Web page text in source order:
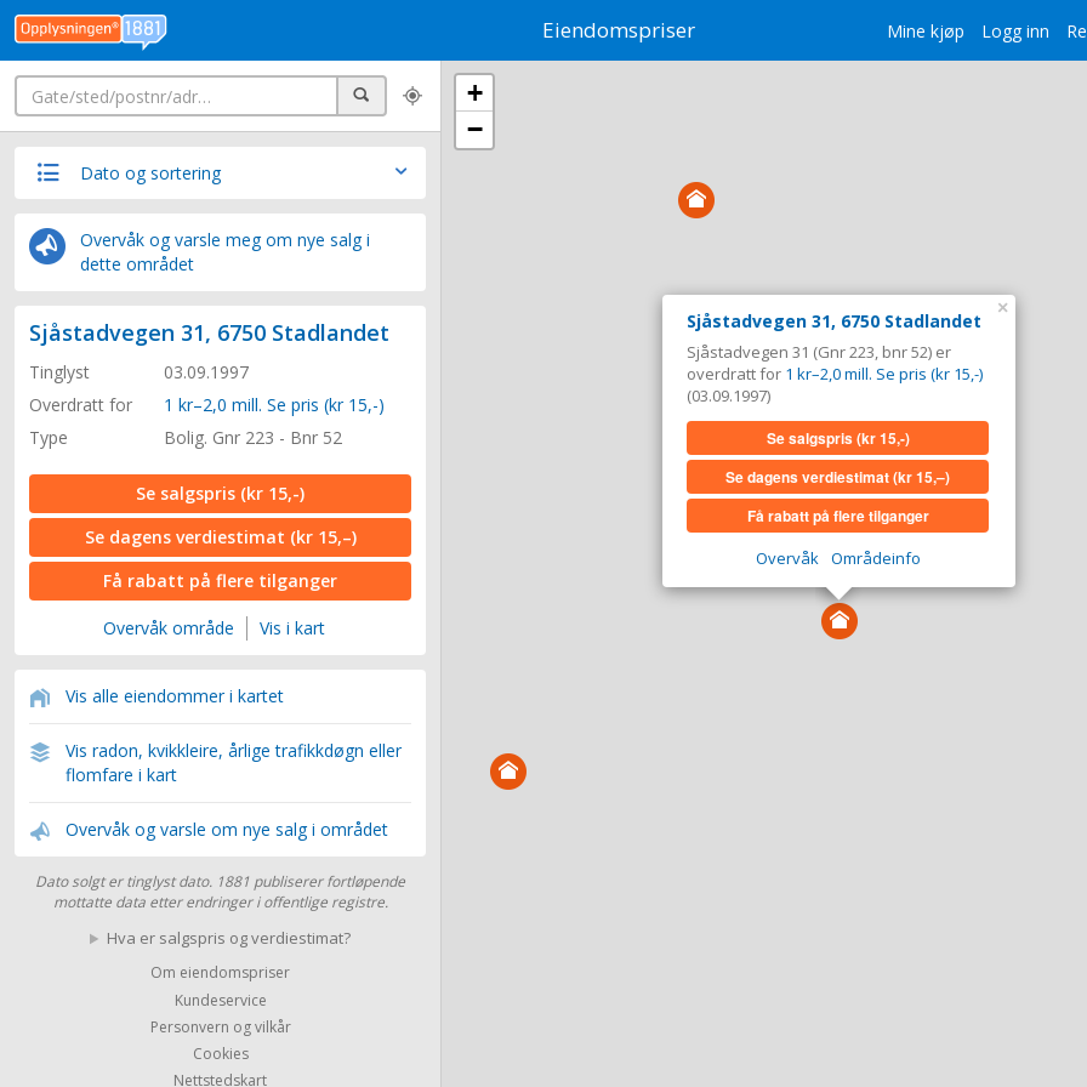
Mine kjøp Logg inn
Eiendomspriser
Søk
Dato og sortering
Overvåk og varsle meg om nye salg i
dette området
Sjåstadvegen 31, 6750 Stadlandet
Tinglyst
03.09.1997
Overdratt for
1 kr–2,0 mill. Se pris (kr 15,-)
Type
Bolig. Gnr 223 - Bnr 52
Se salgspris (kr 15,-)
Se dagens verdiestimat (kr 15,–)
Få rabatt på flere tilganger
Overvåk område Vis i kart
Vis alle eiendommer i kartet
Vis radon, kvikkleire, årlige trafikkdøgn eller
flomfare i kart
Overvåk og varsle om nye salg i området
Dato solgt er tinglyst dato. 1881 publiserer fortløpende
mottatte data etter endringer i offentlige registre.
Hva er salgspris og verdiestimat?
Om eiendomspriser
Kundeservice
Personvern og vilkår
Cookies
Nettstedskart
Sjåstadvegen 31, 6750 Stadlandet
Sjåstadvegen 31 (Gnr 223, bnr 52) er
overdratt for 1 kr–2,0 mill. Se pris (kr 15,-)
(03.09.1997)
Se salgspris(kr 15,-)
Se dagens verdiestimat(kr 15,–)
Få rabatt på flere tilganger
Overvåk Områdeinfo
×
+
−